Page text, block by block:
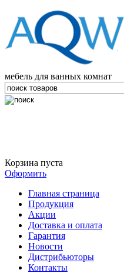
мебель для ванных комнат
Корзина пуста
Оформить
Главная страница
Продукция
Акции
Доставка и оплата
Гарантия
Новости
Дистрибьюторы
Контакты